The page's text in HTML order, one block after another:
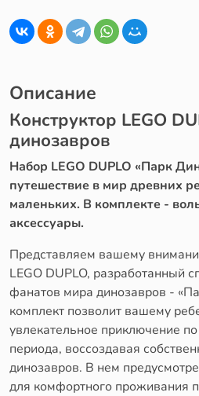
Описание
Конструктор LEGO
динозавров
Набор LEGO DUPLO «Парк
путешествие в мир древних
маленьких. В комплекте -
аксессуары.
Представляем вашему
LEGO DUPLO, разработанный
фанатов мира динозавров -
комплект позволит вашему
увлекательное приключение
периода, воссоздавая
динозавров. В нем
для комфортного проживания